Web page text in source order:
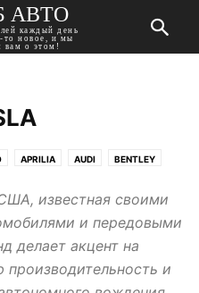
АВТО
каждый день
то новое, и мы
вам о этом!
APRILIA AUDI BENTLEY
DAIHATSU DATSUN DODGE
FORD GEELY GMC
HUMMER HYUNDAI
KAWASAKI KIA LADA
известная своими
и передовыми
делает акцент на
производительность и